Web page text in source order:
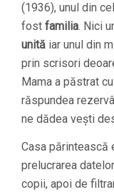
(1936), unul din
fost familia. Nici
unită iar unul din
prin scrisori
Mama a păstrat
răspundea
ne dădea veşti
Casa părintească
prelucrarea
copii, apoi de